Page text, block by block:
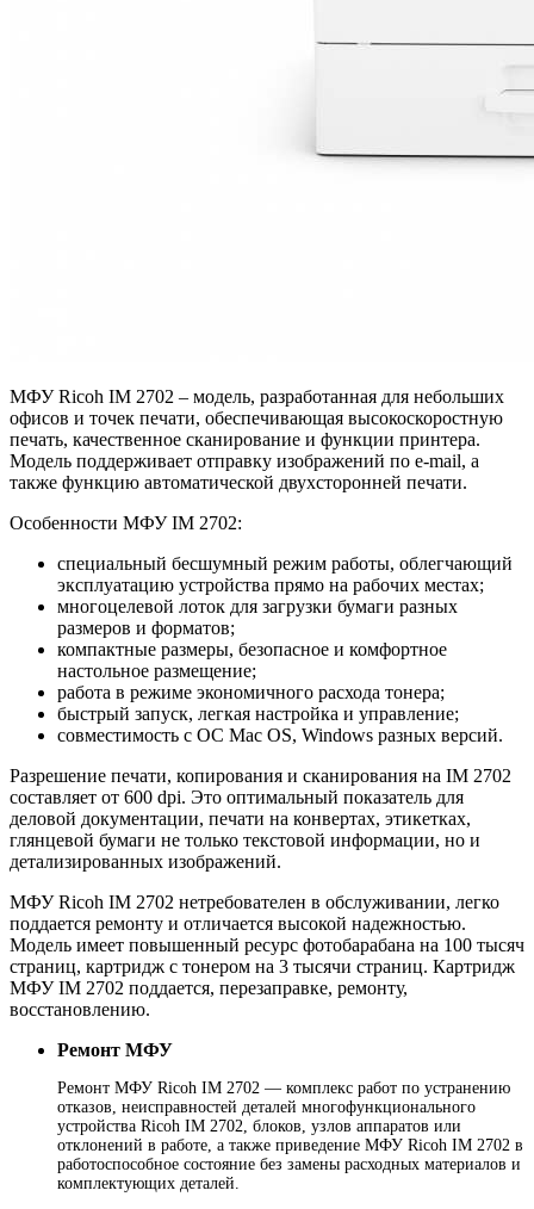
МФУ Ricoh IM 2702 – модель, разработанная для небольших
офисов и точек печати, обеспечивающая высокоскоростную
печать, качественное сканирование и функции принтера.
Модель поддерживает отправку изображений по e-mail, а
также функцию автоматической двухсторонней печати.
Особенности МФУ IM 2702:
специальный бесшумный режим работы, облегчающий
эксплуатацию устройства прямо на рабочих местах;
многоцелевой лоток для загрузки бумаги разных
размеров и форматов;
компактные размеры, безопасное и комфортное
настольное размещение;
работа в режиме экономичного расхода тонера;
быстрый запуск, легкая настройка и управление;
совместимость с ОС Mac OS, Windows разных версий.
Разрешение печати, копирования и сканирования на IM 2702
составляет от 600 dpi. Это оптимальный показатель для
деловой документации, печати на конвертах, этикетках,
глянцевой бумаги не только текстовой информации, но и
детализированных изображений.
МФУ Ricoh IM 2702 нетребователен в обслуживании, легко
поддается ремонту и отличается высокой надежностью.
Модель имеет повышенный ресурс фотобарабана на 100 тысяч
страниц, картридж с тонером на 3 тысячи страниц. Картридж
МФУ IM 2702 поддается, перезаправке, ремонту,
восстановлению.
Ремонт МФУ
Ремонт МФУ Ricoh IM 2702 — комплекс работ по устранению
отказов, неисправностей деталей многофункционального
устройства Ricoh IM 2702, блоков, узлов аппаратов или
отклонений в работе, а также приведение МФУ Ricoh IM 2702 в
работоспособное состояние без замены расходных материалов и
комплектующих деталей.